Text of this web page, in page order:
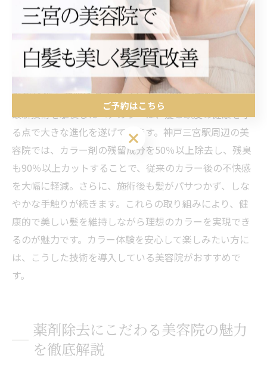
リスクの高い施術には、アルカリ・ジアミン・過酸化水
素を50％以上除去するケアを取り入れ、負担を最小限に
抑えています。自分に合ったケアを提案してもらうこと
で、安心して理想のヘアカラーを楽しめます。
最新技術で健康な髪を保つカラー体験の実際
最新技術を駆使したヘアカラーは、髪と頭皮の健康を守
る点で大きな進化を遂げています。神戸三宮駅周辺の美
容院では、カラー剤の残留成分を50％以上除去し、残臭
も90％以上カットすることで、従来のカラー後の不快感
を大幅に軽減。さらに、施術後も髪がパサつかず、しな
やかな手触りが続きます。これらの取り組みにより、健
康的で美しい髪を維持しながら理想のカラーを実現でき
るのが魅力です。カラー体験を安心して楽しみたい方に
は、こうした技術を導入している美容院がおすすめで
す。
薬剤除去にこだわる美容院の魅力
を徹底解説
ご予約はこちら
ご予約はこちら